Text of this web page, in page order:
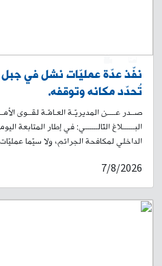
نفّذ عدّة عمليّات نشل في جبل
تُحدّد مكانه وتوقفه.
صــدر عــــن المديريّـة العـامّـة لقــوى
البــــــلاغ التّالــــــي: في إطار
الداخلي لمكافحة الجرائم، ولا سيّما
نشل في مناطق جبل لبنان، وقد تداولت
تنفيذه عملية نشل في محلّة زوق مصبح.
المختصّة في الشّعبة إجراءاتها الميدانيّة
وتوقيفه. وبنتيجة الاستقصاءات
7/8/2026